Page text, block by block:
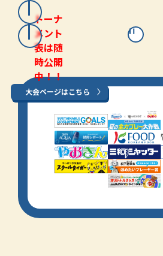
トーナ
メント
表は随
時公開
中！！
大会ページはこちら